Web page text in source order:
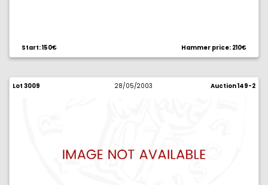
Start: 150€ Hammer price: 210€
Lot 3009 28/05/2003 Auction 149-2